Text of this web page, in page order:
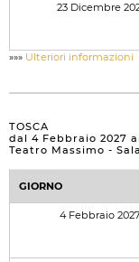
23 Dicembre
»»» Ulteriori informazioni
TOSCA
dal 4 Febbraio 2027
Teatro Massimo -
GIORNO
4 Febbraio